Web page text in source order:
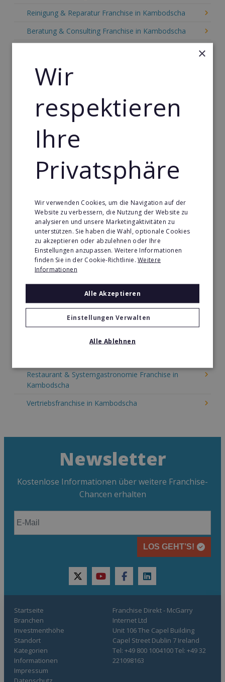
Reinigung & Reparatur Franchise in Kambodscha
Beratung & Consulting Franchise in Kambodscha
Einzelhandel Franchise in Kambodscha
Gebäude & Haustechnik Franchise in Kambodscha
Handwerk Franchise in Kambodscha
Dienstleistungsfranchise in Kambodscha
Telekommunikation Franchise in Kambodscha
Sport Franchise in Kambodscha
Tier- & Zoobedarf Franchise in Kambodscha
Immobilien Franchise in Kambodscha
Kinder & Erziehung Franchise in Kambodscha
Kosmetik Franchise in Kambodscha
Lebensmittel Franchise in Kambodscha
Medien & Werbung Franchise in Kambodscha
Möbel & Einrichtung Franchise in Kambodscha
Nachhilfe & Weiterbildung Franchise in Kambodscha
Restaurant & Systemgastronomie Franchise in
Kambodscha
Vertriebsfranchise in Kambodscha
Newsletter
Kostenlose Informationen über weitere Franchise-
Chancen erhalten
LOS GEHT’S!
twitteryoutubefacebooklinkedin
Startseite
Branchen
Investmenthöhe
Standort
Kategorien
Informationen
Impressum
Franchise Direkt - McGarry
Internet Ltd
Unit 106 The Capel Building
Capel Street Dublin 7 Ireland
Tel: +49 800 1004100 Tel: +49 32
221098163
×
Wir
respektieren
Ihre
Privatsphäre
Wir verwenden Cookies, um die Navigation auf der
Website zu verbessern, die Nutzung der Website zu
analysieren und unsere Marketingaktivitäten zu
unterstützen. Sie haben die Wahl, optionale Cookies
zu akzeptieren oder abzulehnen oder Ihre
Einstellungen anzupassen. Weitere Informationen
finden Sie in der Cookie-Richtlinie.Weitere
Informationen
Alle Akzeptieren
Einstellungen Verwalten
Alle Ablehnen